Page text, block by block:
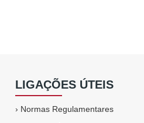
LIGAÇÕES ÚTEIS
› Normas Regulamentares